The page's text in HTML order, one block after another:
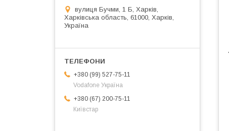
вулиця Бучми, 1 Б, Харків,
Харківська область, 61000, Харків,
Україна
+380 (99) 527-75-11
Vodafone Україна
+380 (67) 200-75-11
Київстар